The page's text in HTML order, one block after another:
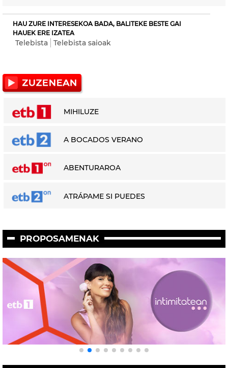
HAU ZURE INTERESEKOA BADA, BALITEKE BESTE GAI
HAUEK ERE IZATEA
Telebista Telebista saioak
MIHILUZE
A BOCADOS VERANO
ABENTURAROA
ATRÁPAME SI PUEDES
PROPOSAMENAK